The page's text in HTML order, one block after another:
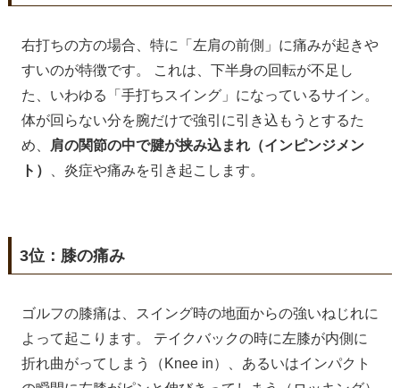
右打ちの方の場合、特に「左肩の前側」に痛みが起きや
すいのが特徴です。 これは、下半身の回転が不足し
た、いわゆる「手打ちスイング」になっているサイン。
体が回らない分を腕だけで強引に引き込もうとするた
め、
肩の関節の中で腱が挟み込まれ（インピンジメン
ト）
、炎症や痛みを引き起こします。
3位：膝の痛み
ゴルフの膝痛は、スイング時の地面からの強いねじれに
よって起こります。 テイクバックの時に左膝が内側に
折れ曲がってしまう（Knee in）、あるいはインパクト